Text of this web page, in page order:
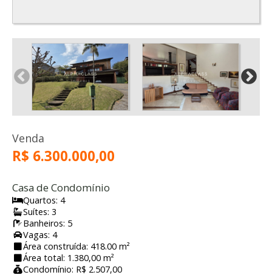
Venda
R$ 6.300.000,00
Casa de Condomínio
Quartos: 4
Suítes: 3
Banheiros: 5
Vagas: 4
Área construída: 418.00 m²
Área total: 1.380,00 m²
Condomínio: R$ 2.507,00